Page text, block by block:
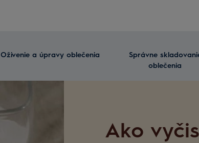
Oživenie a úpravy oblečenia
Správne
oblečenia
Ako